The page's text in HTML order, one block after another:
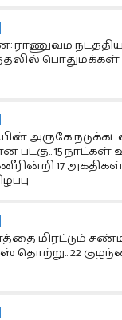
ராணுவம் நடத்திய
பொதுமக்கள்
அருகே
படகு.. 15
17
மிரட்டும்
தொற்று.. 22